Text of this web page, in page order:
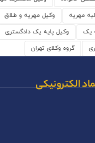
مهریه وکیل مهریه و طلاق
یک وکیل پایه یک دادگستری
گروه وکلای تهران
الکترونیکی